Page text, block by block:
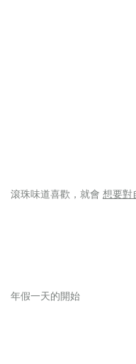
滾珠味道喜歡，就會 想要對
年假一天的開始